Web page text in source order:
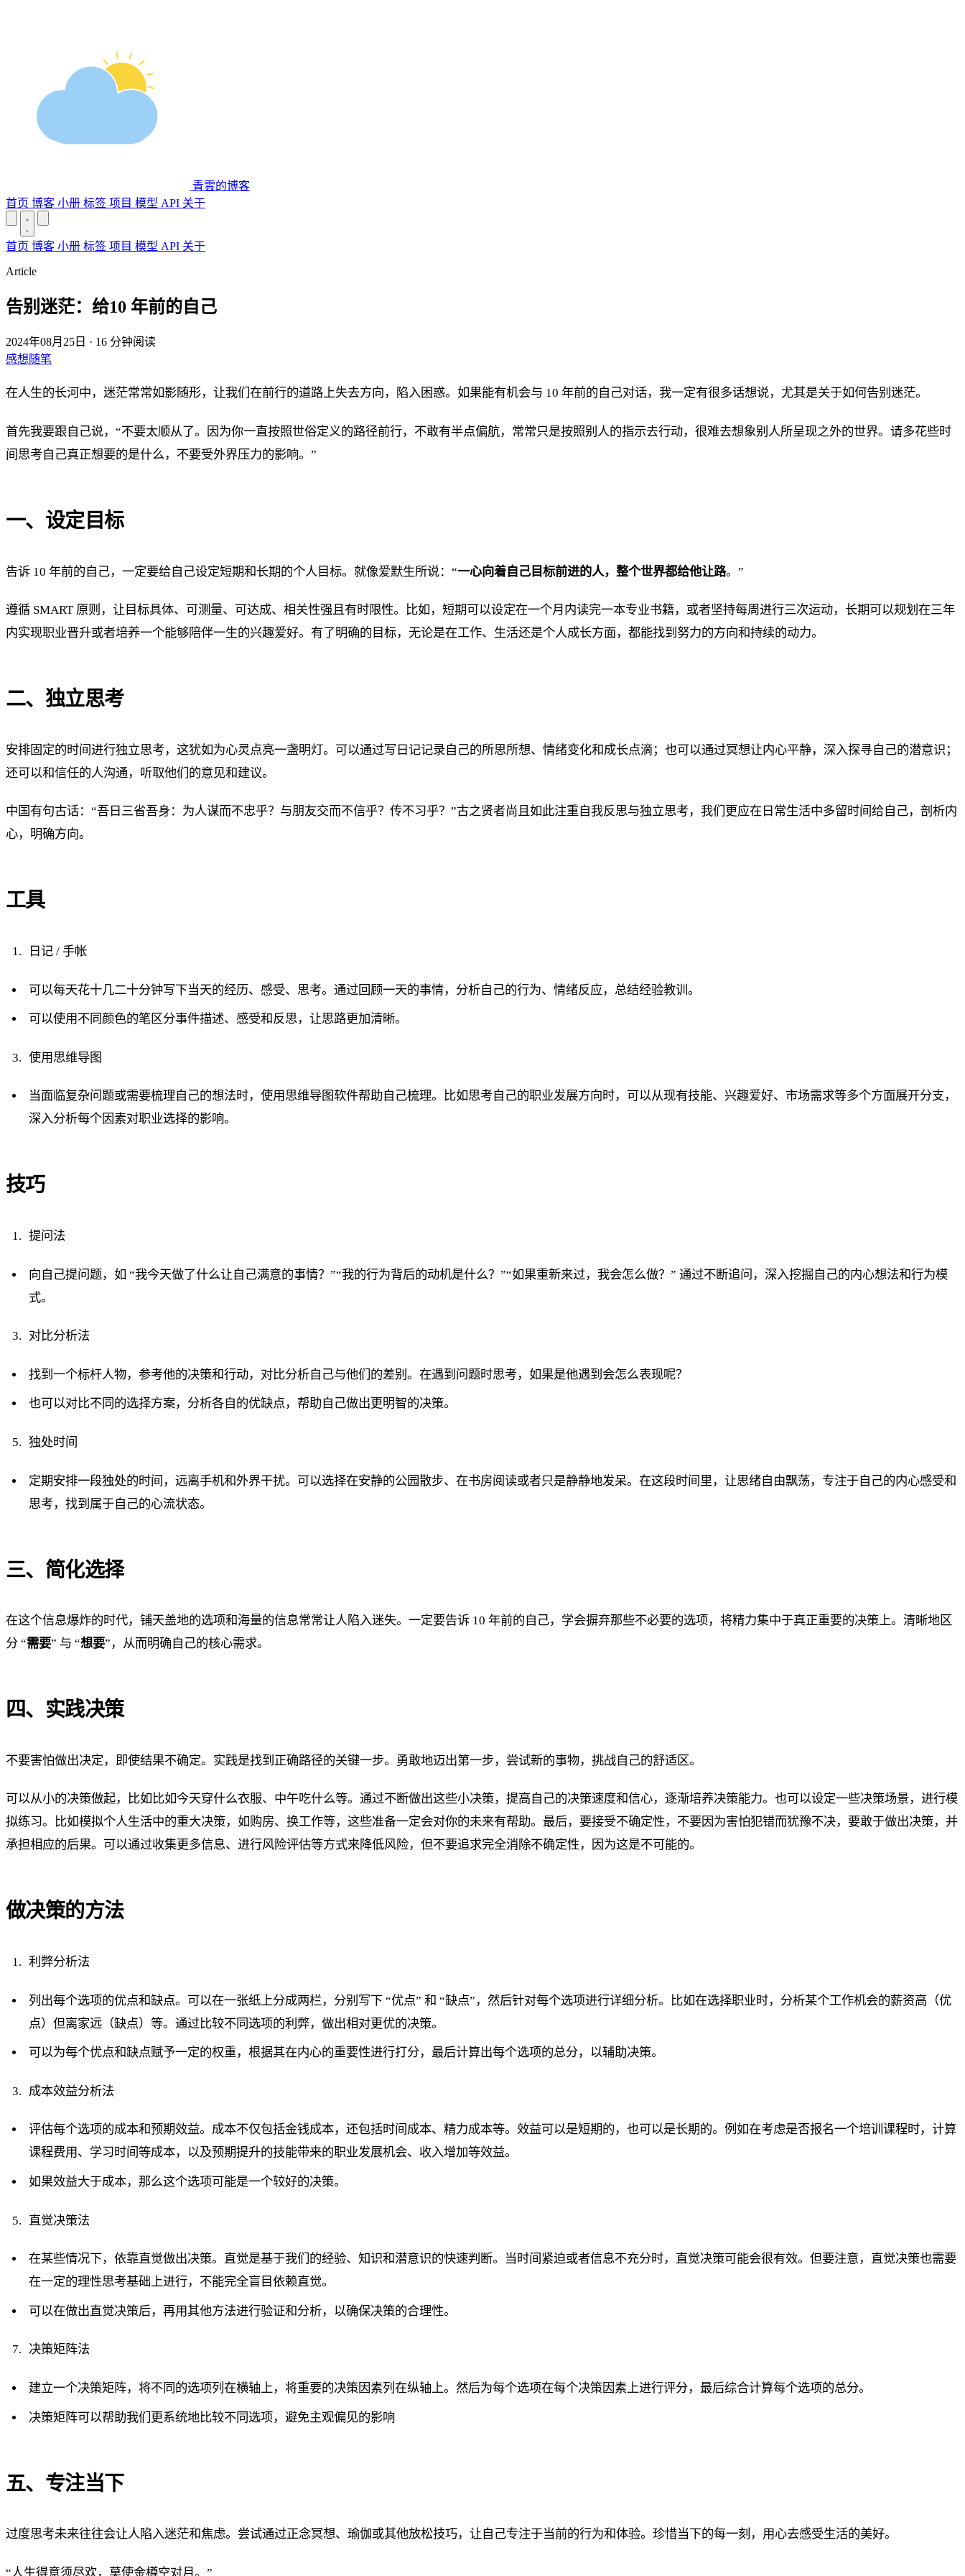
青雲的博客
首页 博客 小册 标签 项目 模型 API 关于
首页 博客 小册 标签 项目 模型 API 关于
Article
告别迷茫：给10 年前的自己
2024年08月25日 · 16 分钟阅读
感想随笔
在人生的长河中，迷茫常常如影随形，让我们在前行的道路上失去方向，陷入困惑。如果能有机会与 10 年前的自己对话，我一定有很多话想说，尤其是关于如何告别迷茫。
首先我要跟自己说，“不要太顺从了。因为你一直按照世俗定义的路径前行，不敢有半点偏航，常常只是按照别人的指示去行动，很难去想象别人所呈现之外的世界。请多花些时
间思考自己真正想要的是什么，不要受外界压力的影响。”
一、设定目标
告诉 10 年前的自己，一定要给自己设定短期和长期的个人目标。就像爱默生所说：“一心向着自己目标前进的人，整个世界都给他让路。”
遵循 SMART 原则，让目标具体、可测量、可达成、相关性强且有时限性。比如，短期可以设定在一个月内读完一本专业书籍，或者坚持每周进行三次运动，长期可以规划在三年
内实现职业晋升或者培养一个能够陪伴一生的兴趣爱好。有了明确的目标，无论是在工作、生活还是个人成长方面，都能找到努力的方向和持续的动力。
二、独立思考
安排固定的时间进行独立思考，这犹如为心灵点亮一盏明灯。可以通过写日记记录自己的所思所想、情绪变化和成长点滴；也可以通过冥想让内心平静，深入探寻自己的潜意识；
还可以和信任的人沟通，听取他们的意见和建议。
中国有句古话：“吾日三省吾身：为人谋而不忠乎？与朋友交而不信乎？传不习乎？”古之贤者尚且如此注重自我反思与独立思考，我们更应在日常生活中多留时间给自己，剖析内
心，明确方向。
工具
日记 / 手帐
可以每天花十几二十分钟写下当天的经历、感受、思考。通过回顾一天的事情，分析自己的行为、情绪反应，总结经验教训。
可以使用不同颜色的笔区分事件描述、感受和反思，让思路更加清晰。
使用思维导图
当面临复杂问题或需要梳理自己的想法时，使用思维导图软件帮助自己梳理。比如思考自己的职业发展方向时，可以从现有技能、兴趣爱好、市场需求等多个方面展开分支，
深入分析每个因素对职业选择的影响。
技巧
提问法
向自己提问题，如 “我今天做了什么让自己满意的事情？”“我的行为背后的动机是什么？”“如果重新来过，我会怎么做？” 通过不断追问，深入挖掘自己的内心想法和行为模
式。
对比分析法
找到一个标杆人物，参考他的决策和行动，对比分析自己与他们的差别。在遇到问题时思考，如果是他遇到会怎么表现呢？
也可以对比不同的选择方案，分析各自的优缺点，帮助自己做出更明智的决策。
独处时间
定期安排一段独处的时间，远离手机和外界干扰。可以选择在安静的公园散步、在书房阅读或者只是静静地发呆。在这段时间里，让思绪自由飘荡，专注于自己的内心感受和
思考，找到属于自己的心流状态。
三、简化选择
在这个信息爆炸的时代，铺天盖地的选项和海量的信息常常让人陷入迷失。一定要告诉 10 年前的自己，学会摒弃那些不必要的选项，将精力集中于真正重要的决策上。清晰地区
分 “需要” 与 “想要”，从而明确自己的核心需求。
四、实践决策
不要害怕做出决定，即使结果不确定。实践是找到正确路径的关键一步。勇敢地迈出第一步，尝试新的事物，挑战自己的舒适区。
可以从小的决策做起，比如比如今天穿什么衣服、中午吃什么等。通过不断做出这些小决策，提高自己的决策速度和信心，逐渐培养决策能力。也可以设定一些决策场景，进行模
拟练习。比如模拟个人生活中的重大决策，如购房、换工作等，这些准备一定会对你的未来有帮助。最后，要接受不确定性，不要因为害怕犯错而犹豫不决，要敢于做出决策，并
承担相应的后果。可以通过收集更多信息、进行风险评估等方式来降低风险，但不要追求完全消除不确定性，因为这是不可能的。
做决策的方法
利弊分析法
列出每个选项的优点和缺点。可以在一张纸上分成两栏，分别写下 “优点” 和 “缺点”，然后针对每个选项进行详细分析。比如在选择职业时，分析某个工作机会的薪资高（优
点）但离家远（缺点）等。通过比较不同选项的利弊，做出相对更优的决策。
可以为每个优点和缺点赋予一定的权重，根据其在内心的重要性进行打分，最后计算出每个选项的总分，以辅助决策。
成本效益分析法
评估每个选项的成本和预期效益。成本不仅包括金钱成本，还包括时间成本、精力成本等。效益可以是短期的，也可以是长期的。例如在考虑是否报名一个培训课程时，计算
课程费用、学习时间等成本，以及预期提升的技能带来的职业发展机会、收入增加等效益。
如果效益大于成本，那么这个选项可能是一个较好的决策。
直觉决策法
在某些情况下，依靠直觉做出决策。直觉是基于我们的经验、知识和潜意识的快速判断。当时间紧迫或者信息不充分时，直觉决策可能会很有效。但要注意，直觉决策也需要
在一定的理性思考基础上进行，不能完全盲目依赖直觉。
可以在做出直觉决策后，再用其他方法进行验证和分析，以确保决策的合理性。
决策矩阵法
建立一个决策矩阵，将不同的选项列在横轴上，将重要的决策因素列在纵轴上。然后为每个选项在每个决策因素上进行评分，最后综合计算每个选项的总分。
决策矩阵可以帮助我们更系统地比较不同选项，避免主观偏见的影响
五、专注当下
过度思考未来往往会让人陷入迷茫和焦虑。尝试通过正念冥想、瑜伽或其他放松技巧，让自己专注于当前的行为和体验。珍惜当下的每一刻，用心去感受生活的美好。
“人生得意须尽欢，莫使金樽空对月。”